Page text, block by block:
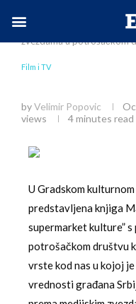
Home
zvezdama u potrošačkom
Film i TV
byVelimir Popovic
views
4 minutes read
U Gradskom
predstavljena knjiga
supermarket kulture”
potrošačkom društvu
vrste kod nas u kojoj
vrednosti građana